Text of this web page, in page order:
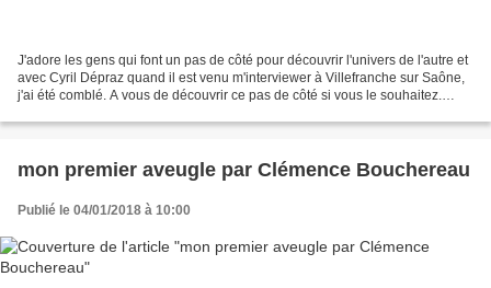
J'adore les gens qui font un pas de côté pour découvrir l'univers de l'autre et
avec Cyril Dépraz quand il est venu m'interviewer à Villefranche sur Saône,
j'ai été comblé. A vous de découvrir ce pas de côté si vous le souhaitez.
mon premier aveugle par Clémence Bouchereau
Publié le 04/01/2018 à 10:00